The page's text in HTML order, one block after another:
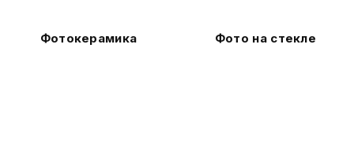
Фотокерамика Фото на стекле